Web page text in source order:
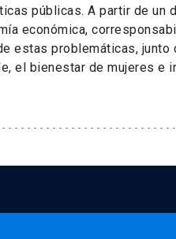
públicas. A partir de un
económica,
estas problemáticas, junto
el bienestar de mujeres e